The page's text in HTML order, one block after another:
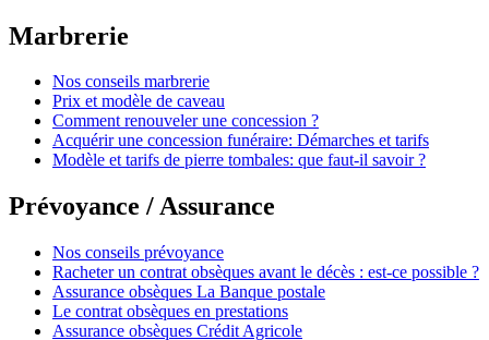
Marbrerie
Nos conseils marbrerie
Prix et modèle de caveau
Comment renouveler une concession ?
Acquérir une concession funéraire: Démarches et tarifs
Modèle et tarifs de pierre tombales: que faut-il savoir ?
Prévoyance / Assurance
Nos conseils prévoyance
Racheter un contrat obsèques avant le décès : est-ce possible ?
Assurance obsèques La Banque postale
Le contrat obsèques en prestations
Assurance obsèques Crédit Agricole